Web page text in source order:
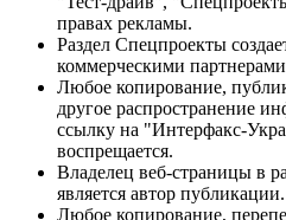
правах рекламы.
Раздел Спецпроекты
коммерческими
Любое копирование,
другое распространение
ссылку на "Интерфакс-
воспрещается.
Владелец веб-страницы в
является автор публикации.
Любое копирование,